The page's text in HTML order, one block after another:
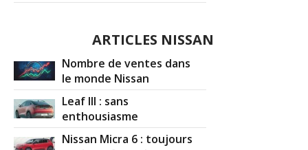
ARTICLES NISSAN
Nombre de ventes dans
le monde Nissan
Leaf III : sans
enthousiasme
Nissan Micra 6 : toujours